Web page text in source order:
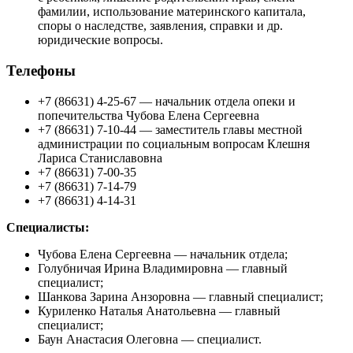
фамилии, использование материнского капитала,
споры о наследстве, заявления, справки и др.
юридические вопросы.
Телефоны
+7 (86631) 4-25-67 — начальник отдела опеки и
попечительства Чубова Елена Сергеевна
+7 (86631) 7-10-44 — заместитель главы местной
администрации по социальным вопросам Клешня
Лариса Станиславовна
+7 (86631) 7-00-35
+7 (86631) 7-14-79
+7 (86631) 4-14-31
Специалисты:
Чубова Елена Сергеевна — начальник отдела;
Голубничая Ирина Владимировна — главный
специалист;
Шанкова Зарина Анзоровна — главный специалист;
Куриленко Наталья Анатольевна — главный
специалист;
Баун Анастасия Олеговна — специалист.